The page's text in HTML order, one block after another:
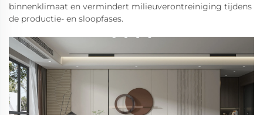
binnenklimaat en vermindert milieuverontreiniging tijdens
de productie- en sloopfases.